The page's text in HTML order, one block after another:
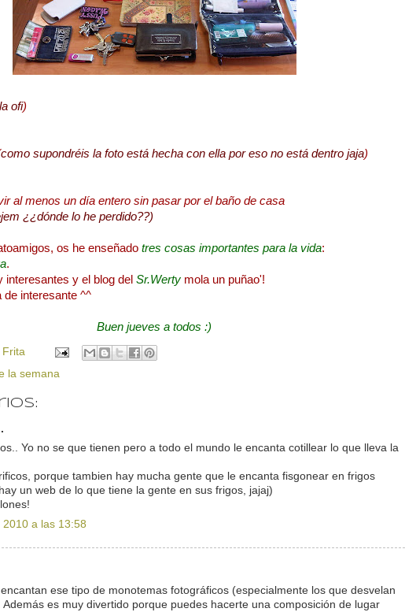
ofi)
como supondréis la foto está hecha con ella por eso no está dentro jaja)
al menos un día entero sin pasar por el baño de casa
¿¿dónde lo he perdido??)
os he enseñado tres cosas importantes para la vida:
.
y el blog del Sr.Werty mola un puñao'!
de interesante ^^
Buen jueves a todos :)
Frita
la semana
Yo no se que tienen pero a todo el mundo le encanta cotillear lo que lleva la
porque tambien hay mucha gente que le encanta fisgonear en frigos
un web de lo que tiene la gente en sus frigos, jajaj)
a las 13:58
ese tipo de monotemas fotográficos (especialmente los que desvelan
es muy divertido porque puedes hacerte una composición de lugar